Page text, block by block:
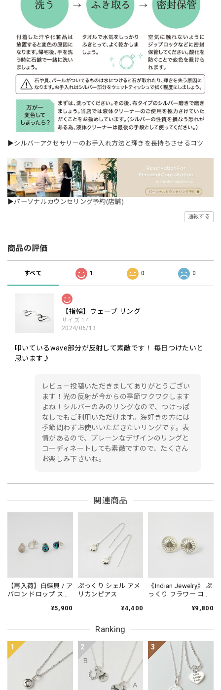
▶シルバーアクセサリーのお手入れ方法と輝きを長持ちさせるコツ
▶パーソナルカウンセリング予約(店舗)
通報する
商品の評価
すべて 1 0 0
【指輪】ウェーブ リング
サイズ 14
2024/06/13
叩いているwave部分が反射して素敵です！ 毎日つけたいと
思います♪
レビュー投稿いただきましてありがとうござい
ます！光の反射が今からの季節ワクワクします
よね！シルバーのみのリングなので、つけっぱ
なしでもご利用いただけます。海好きの方には
季節問わずお使いいただきたいリングです。表
情があるので、プレーンなデザインのリングと
コーディネートしても素敵ですので、たくさん
お楽しみ下さいね。
関連商品
【再入荷】白蝶貝 / ア
バロン ドロップ スタ
アス プチピアス¥5,900
ぷっくり シェル アメ
リカンピアス
¥4,400
《Indian Jewelry》 ぷ
っくり フラワー コン
¥9,800
Ranking
1 2 3